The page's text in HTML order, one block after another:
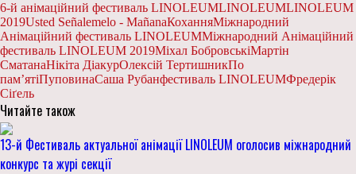
6-й анімаційний фестиваль LINOLEUMLINOLEUMLINOLEUM
2019Usted Señalemelo - MañanaКоханняМіжнародний
Анімаційний фестиваль LINOLEUMМіжнародний Анімаційний
фестиваль LINOLEUM 2019Міхал БобровськіМартін
СматанаНікіта ДіакурОлексій ТертишникПо
пам’ятіПуповинаСаша Рубанфестиваль LINOLEUMФредерік
Сіґель
Читайте також
13-й Фестиваль актуальної анімації LINOLEUM оголосив міжнародний
конкурс та журі секції